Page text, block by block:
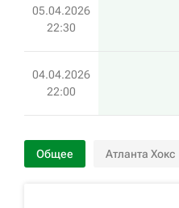
05.04.2026
22:30
04.04.2026
22:00
Общее Атланта Хокс